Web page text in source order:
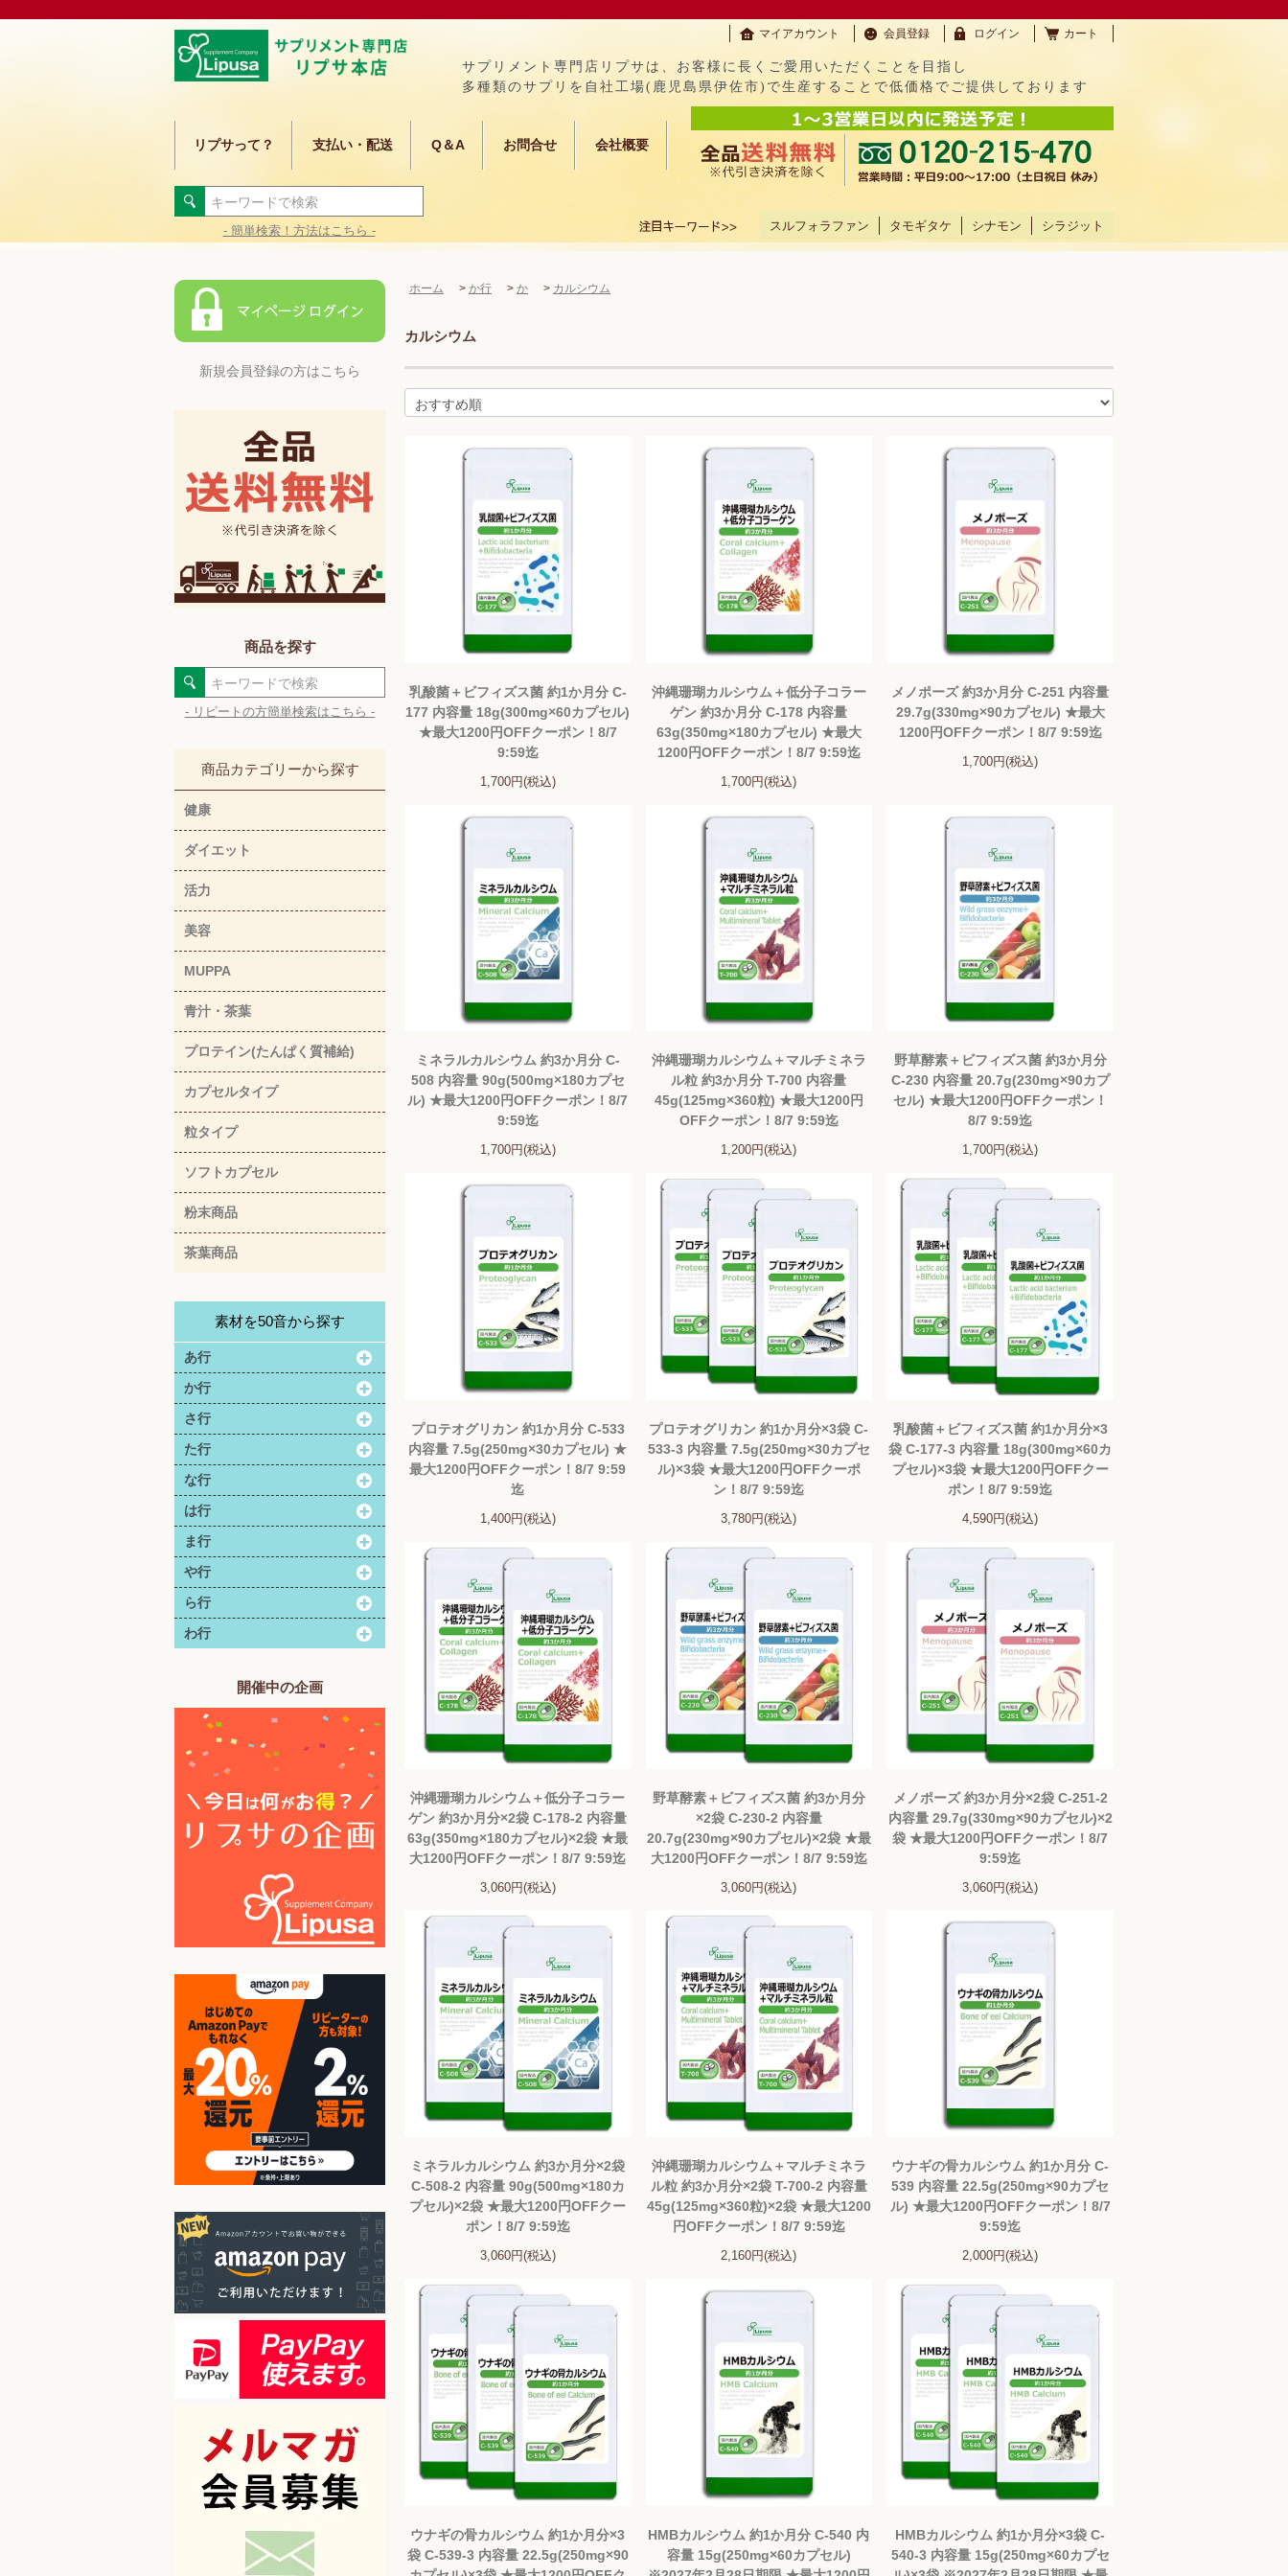
マイアカウント 会員登録 ログイン カート
サプリメント専門店リプサは、お客様に長くご愛用いただくことを目指し
多種類のサプリを自社工場(鹿児島県伊佐市)で生産することで低価格でご提供しております
リプサって？ 支払い・配送 Q＆A お問合せ 会社概要
- 簡単検索！方法はこちら - スルフォラファン タモギタケ シナモン シラジット
新規会員登録の方はこちら
商品を探す
- リピートの方簡単検索はこちら -
商品カテゴリーから探す
健康
ダイエット
活力
美容
MUPPA
青汁・茶葉
プロテイン(たんぱく質補給)
カプセルタイプ
粒タイプ
ソフトカプセル
粉末商品
茶葉商品
素材を50音から探す
あ行
か行
さ行
た行
な行
は行
ま行
や行
ら行
わ行
開催中の企画
ホーム > か行 > か > カルシウム
カルシウム
乳酸菌＋ビフィズス菌 約1か月分 C-
177 内容量 18g(300mg×60カプセル)
★最大1200円OFFクーポン！8/7
9:59迄
1,700円(税込)
沖縄珊瑚カルシウム＋低分子コラー
ゲン 約3か月分 C-178 内容量
63g(350mg×180カプセル) ★最大
1200円OFFクーポン！8/7 9:59迄
1,700円(税込)
メノポーズ 約3か月分 C-251 内容量
29.7g(330mg×90カプセル) ★最大
1200円OFFクーポン！8/7 9:59迄
1,700円(税込)
ミネラルカルシウム 約3か月分 C-
508 内容量 90g(500mg×180カプセ
ル) ★最大1200円OFFクーポン！8/7
9:59迄
1,700円(税込)
沖縄珊瑚カルシウム＋マルチミネラ
ル粒 約3か月分 T-700 内容量
45g(125mg×360粒) ★最大1200円
OFFクーポン！8/7 9:59迄
1,200円(税込)
野草酵素＋ビフィズス菌 約3か月分
C-230 内容量 20.7g(230mg×90カプ
セル) ★最大1200円OFFクーポン！
8/7 9:59迄
1,700円(税込)
プロテオグリカン 約1か月分 C-533
内容量 7.5g(250mg×30カプセル) ★
最大1200円OFFクーポン！8/7 9:59
迄
1,400円(税込)
プロテオグリカン 約1か月分×3袋 C-
533-3 内容量 7.5g(250mg×30カプセ
ル)×3袋 ★最大1200円OFFクーポ
ン！8/7 9:59迄
3,780円(税込)
乳酸菌＋ビフィズス菌 約1か月分×3
袋 C-177-3 内容量 18g(300mg×60カ
プセル)×3袋 ★最大1200円OFFクー
ポン！8/7 9:59迄
4,590円(税込)
沖縄珊瑚カルシウム＋低分子コラー
ゲン 約3か月分×2袋 C-178-2 内容量
63g(350mg×180カプセル)×2袋 ★最
大1200円OFFクーポン！8/7 9:59迄
3,060円(税込)
野草酵素＋ビフィズス菌 約3か月分
×2袋 C-230-2 内容量
20.7g(230mg×90カプセル)×2袋 ★最
大1200円OFFクーポン！8/7 9:59迄
3,060円(税込)
メノポーズ 約3か月分×2袋 C-251-2
内容量 29.7g(330mg×90カプセル)×2
袋 ★最大1200円OFFクーポン！8/7
9:59迄
3,060円(税込)
ミネラルカルシウム 約3か月分×2袋
C-508-2 内容量 90g(500mg×180カ
プセル)×2袋 ★最大1200円OFFクー
ポン！8/7 9:59迄
3,060円(税込)
沖縄珊瑚カルシウム＋マルチミネラ
ル粒 約3か月分×2袋 T-700-2 内容量
45g(125mg×360粒)×2袋 ★最大1200
円OFFクーポン！8/7 9:59迄
2,160円(税込)
ウナギの骨カルシウム 約1か月分 C-
539 内容量 22.5g(250mg×90カプセ
ル) ★最大1200円OFFクーポン！8/7
9:59迄
2,000円(税込)
ウナギの骨カルシウム 約1か月分×3
袋 C-539-3 内容量 22.5g(250mg×90
HMBカルシウム 約1か月分 C-540 内
容量 15g(250mg×60カプセル)
HMBカルシウム 約1か月分×3袋 C-
540-3 内容量 15g(250mg×60カプセ